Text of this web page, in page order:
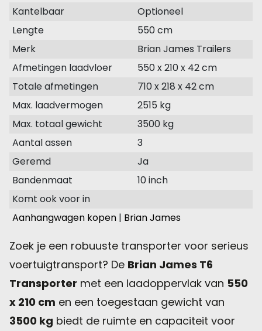
Kantelbaar
Optioneel
Lengte
550 cm
Merk
Brian James Trailers
Afmetingen laadvloer
550 x 210 x 42 cm
Totale afmetingen
710 x 218 x 42 cm
Max. laadvermogen
2515 kg
Max. totaal gewicht
3500 kg
Aantal assen
3
Geremd
Ja
Bandenmaat
10 inch
Komt ook voor in
Aanhangwagen kopen| Brian James
Zoek je een robuuste transporter voor serieus
voertuigtransport? De Brian James T6
Transporter met een laadoppervlak van 550
x 210 cm en een toegestaan gewicht van
3500 kg biedt de ruimte en capaciteit voor